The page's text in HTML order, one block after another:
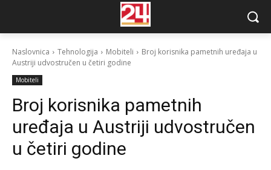
Naslovnica Tehnologija Mobiteli
Broj korisnika pametnih uređaja u
Austriji udvostručen u četiri godine
Mobiteli
Broj korisnika pametnih
uređaja u Austriji udvostručen
u četiri godine